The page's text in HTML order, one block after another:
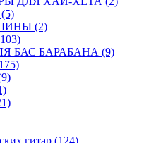
(2)
БАС БАРАБАНА (9)
гитар (124)